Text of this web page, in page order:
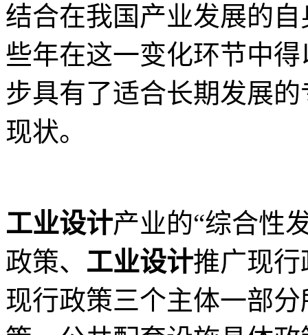
结合在我国产业发展的
些年在这一变化环节中
步具有了适合长期发展
现状。
工业设计产业的“综合性
政策、 工业设计推广现行
现行政策三个主体一部